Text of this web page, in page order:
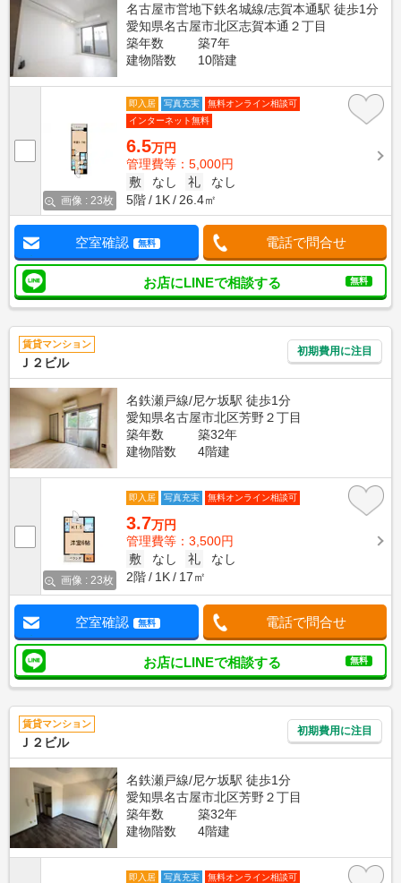
名古屋市営地下鉄名城線/志賀本通駅 徒歩1分
愛知県名古屋市北区志賀本通２丁目
築年数
築7年
建物階数
10階建
画像 : 23枚
即入居 写真充実
無料オンライン相談可
インターネット無料
6.5万円
管理費等：5,000円
敷
なし 礼
なし
5階
1K 26.4㎡
空室確認 無料 電話で問合せ
お店にLINEで相談する 無料
賃貸マンション
Ｊ２ビル
初期費用に注目
名鉄瀬戸線/尼ケ坂駅 徒歩1分
愛知県名古屋市北区芳野２丁目
築年数
築32年
建物階数
4階建
画像 : 23枚
即入居 写真充実 無料オンライン相談可
3.7万円
管理費等：3,500円
敷
なし 礼
なし
2階
1K 17㎡
空室確認 無料 電話で問合せ
お店にLINEで相談する 無料
賃貸マンション
Ｊ２ビル
初期費用に注目
名鉄瀬戸線/尼ケ坂駅 徒歩1分
愛知県名古屋市北区芳野２丁目
築年数
築32年
建物階数
4階建
即入居 写真充実 無料オンライン相談可